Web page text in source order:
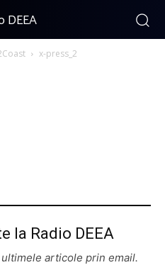
DEEA
x-press_2
la Radio DEEA
articole prin email.